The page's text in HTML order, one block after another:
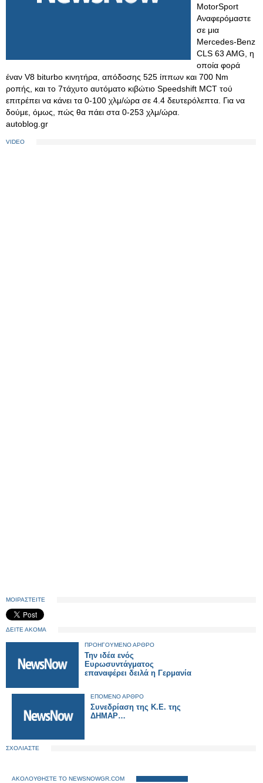
MotorSport
Αναφερόμαστε
σε μια
Mercedes-Benz
CLS 63 AMG, η
οποία φορά
έναν V8 biturbo κινητήρα, απόδοσης 525 ίππων και 700 Nm
ροπής, και το 7τάχυτο αυτόματο κιβώτιο Speedshift MCΤ τού
επιτρέπει να κάνει τα 0-100 χλμ/ώρα σε 4.4 δευτερόλεπτα. Για να
δούμε, όμως, πώς θα πάει στα 0-253 χλμ/ώρα.
autoblog.gr
VIDEO
ΜΟΙΡΑΣΤΕΙΤΕ
ΔΕΙΤΕ ΑΚΟΜΑ
ΠΡΟΗΓΟΥΜΕΝΟ ΑΡΘΡΟ
Την ιδέα ενός
Ευρωσυντάγματος
επαναφέρει δειλά η Γερμανία
ΕΠΟΜΕΝΟ ΑΡΘΡΟ
Συνεδρίαση της Κ.Ε. της
ΔΗΜΑΡ…
ΣΧΟΛΙΑΣΤΕ
ΑΚΟΛΟΥΘΗΣΤΕ ΤΟ NEWSNOWGR.COM